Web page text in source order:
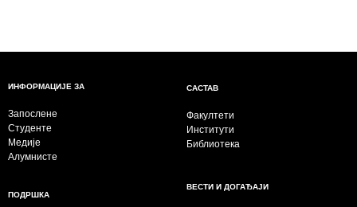
ИНФОРМАЦИЈЕ ЗА
Запослене
Студенте
Медије
Алумнисте
САСТАВ
Факултети
Институти
Библиотека
ПОДРШКА
ВЕСТИ И ДОГАЂАЈИ